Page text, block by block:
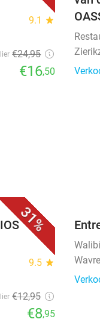
9.1 star
€24,95
€16,50
31%
9.5 star
€12,95
€8,95
Wavre